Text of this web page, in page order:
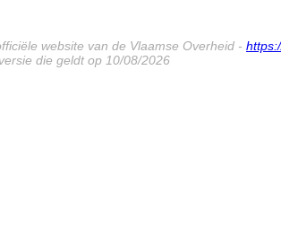
website van de Vlaamse Overheid -
die geldt op 10/08/2026